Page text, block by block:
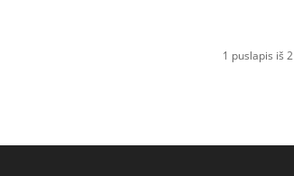
1 puslapis iš 2